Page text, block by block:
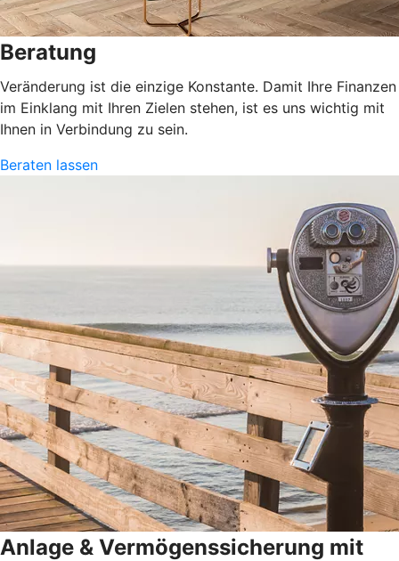
Beratung
Veränderung ist die einzige Konstante. Damit Ihre Finanzen
im Einklang mit Ihren Zielen stehen, ist es uns wichtig mit
Ihnen in Verbindung zu sein.
Beraten lassen
Anlage & Vermögenssicherung mit